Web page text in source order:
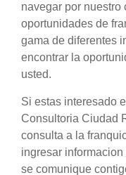
navegar por nuestro
oportunidades de
gama de diferentes
encontrar la
usted.
Si estas interesado
Consultoria Ciudad
consulta a la
ingresar
se comunique